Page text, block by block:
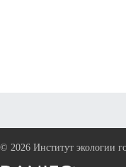
© 2026 Институт экологии